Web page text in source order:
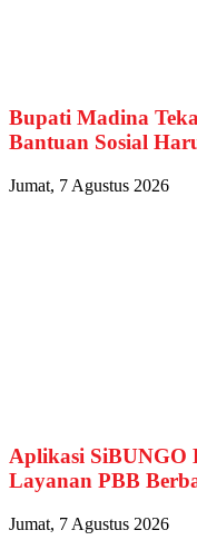
Bupati Madina
Bantuan Sosial
Jumat, 7 Agustus 2026
Aplikasi SiBUNGO
Layanan PBB
Jumat, 7 Agustus 2026